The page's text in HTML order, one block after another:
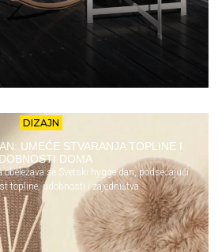
DIZAJN
UMEĆE STVARANJA TOPLINE I
DOMA
obeležava se Svetski hygge dan, podsećajući
topline, udobnosti i zajedništva